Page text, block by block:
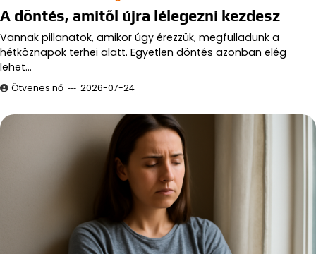
A döntés, amitől újra lélegezni kezdesz
Vannak pillanatok, amikor úgy érezzük, megfulladunk a
hétköznapok terhei alatt. Egyetlen döntés azonban elég
lehet…
Ötvenes nő 2026-07-24